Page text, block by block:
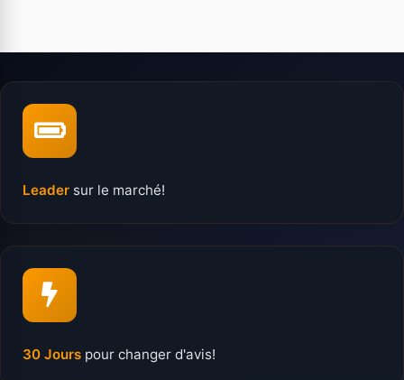
Leader sur le marché!
30 Jours pour changer d'avis!